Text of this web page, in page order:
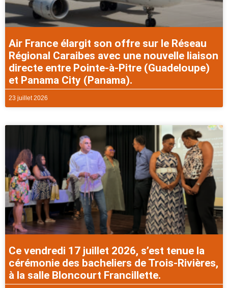
Air France élargit son offre sur le Réseau
Régional Caraibes avec une nouvelle liaison
directe entre Pointe-à-Pitre (Guadeloupe)
et Panama City (Panama).
23 juillet 2026
Ce vendredi 17 juillet 2026, s’est tenue la
cérémonie des bacheliers de Trois-Rivières,
à la salle Bloncourt Francillette.